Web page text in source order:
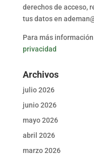
derechos de acceso,
tus datos en
Para más
privacidad
Archivos
julio 2026
junio 2026
mayo 2026
abril 2026
marzo 2026